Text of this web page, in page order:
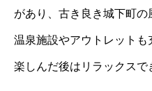
があり、古き良き城下町
温泉施設やアウトレット
楽しんだ後はリラックスで